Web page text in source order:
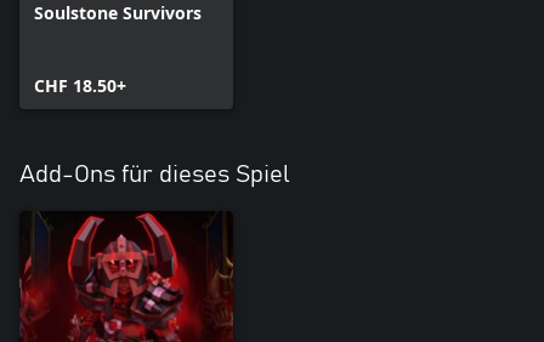
Soulstone Survivors
CHF 18.50+
Add-Ons für dieses Spiel